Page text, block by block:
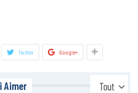
Twitter Google+
Tout
Aimer